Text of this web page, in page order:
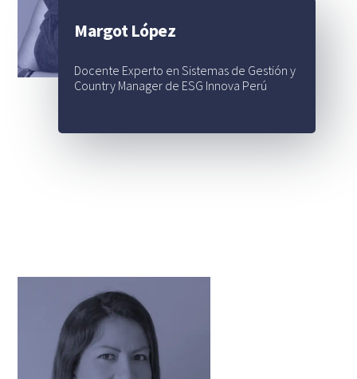
Margot López
Docente Experto en Sistemas de Gestión y
Country Manager de ESG Innova Perú